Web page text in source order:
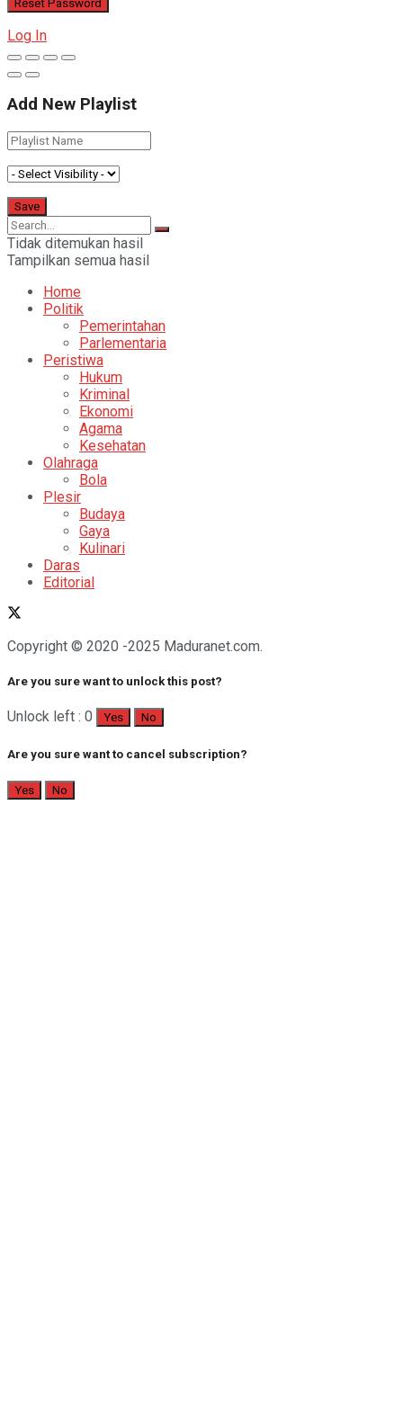
Log In
Add New Playlist
Tidak ditemukan hasil
Tampilkan semua hasil
Home
Politik
Pemerintahan
Parlementaria
Peristiwa
Hukum
Kriminal
Ekonomi
Agama
Kesehatan
Olahraga
Bola
Plesir
Budaya
Gaya
Kulinari
Daras
Editorial
Copyright © 2020 -2025 Maduranet.com.
Are you sure want to unlock this post?
Unlock left : 0 Yes No
Are you sure want to cancel subscription?
Yes No